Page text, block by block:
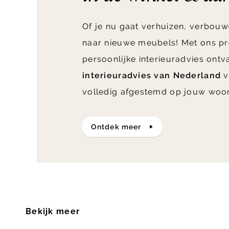
Of je nu gaat verhuizen,
naar nieuwe meubels! Met ons
persoonlijke interieuradvies
interieuradvies van Nederland
volledig afgestemd op jouw
ontdek meer
Bekijk meer